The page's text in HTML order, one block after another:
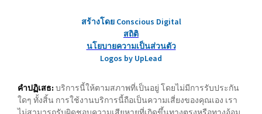
สร้างโดย Conscious Digital
สถิติ
นโยบายความเป็นส่วนตัว
Logos by UpLead
คำปฏิเสธ: บริการนี้ให้ตามสภาพที่เป็นอยู่ โดยไม่มีการรับประกัน
ใดๆ ทั้งสิ้น การใช้งานบริการนี้ถือเป็นความเสี่ยงของคุณเอง เรา